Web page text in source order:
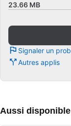
23.66 MB
Signaler un
Autres applis
Aussi